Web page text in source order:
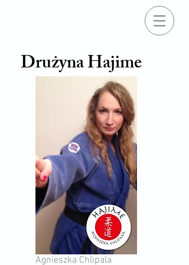
Drużyna Hajime
Agnieszka Chlipala